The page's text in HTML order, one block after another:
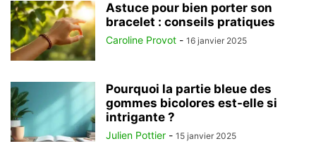
Astuce pour bien porter son
bracelet : conseils pratiques
Caroline Provot - 16 janvier 2025
Pourquoi la partie bleue des
gommes bicolores est-elle si
intrigante ?
Julien Pottier - 15 janvier 2025